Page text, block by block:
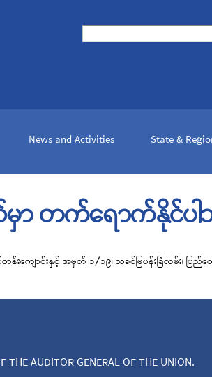
Search form
News and Activities State &
ာ တက်ရောက်နိုင်ပ
တန်ကျောင်းနှင့် အမှတ် ၁/၁၉၊ သခင်မြပန်းခြံလမ်း၊ ပြည်
THE AUDITOR GENERAL OF THE UNION.